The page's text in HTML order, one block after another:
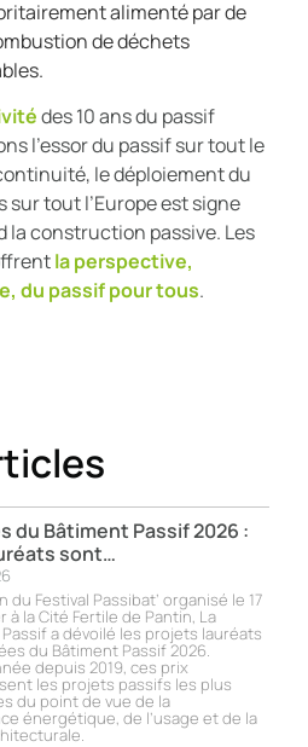
alimenté par de
de déchets
des 10 ans du passif
l’essor du passif sur tout le
le déploiement du
sur tout l’Europe est signe
la construction passive. Les
la perspective,
du passif pour tous.
du Bâtiment Passif 2026 :
sont…
du Festival Passibat’ organisé le 17
à la Cité Fertile de Pantin, La
a dévoilé les projets lauréats
du Bâtiment Passif 2026.
depuis 2019, ces prix
les projets passifs les plus
du point de vue de la
énergétique, de l’usage et de la